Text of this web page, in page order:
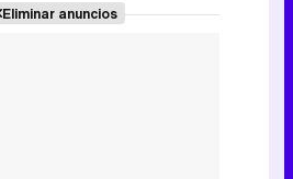
Eliminar anuncios